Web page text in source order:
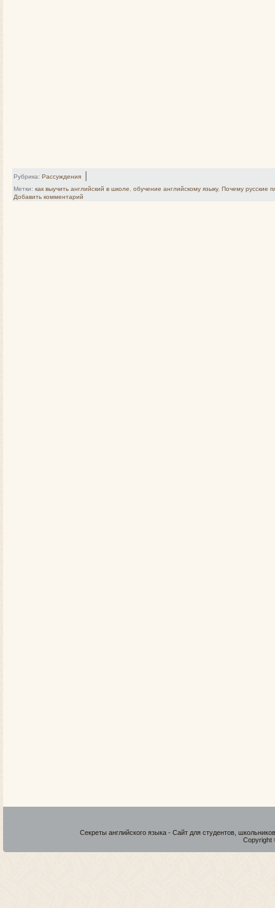
Рубрика: Рассуждения |
Метки: как выучить английский в школе обучение английскому языку, Почему русские
Добавить комментарий
Секреты английского языка - Сайт для студентов,
Copyright